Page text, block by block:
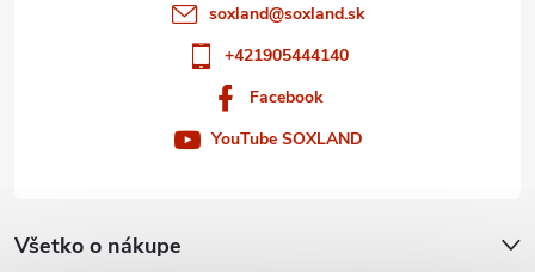
soxland@soxland.sk
+421905444140
Facebook
YouTube SOXLAND
Všetko o nákupe